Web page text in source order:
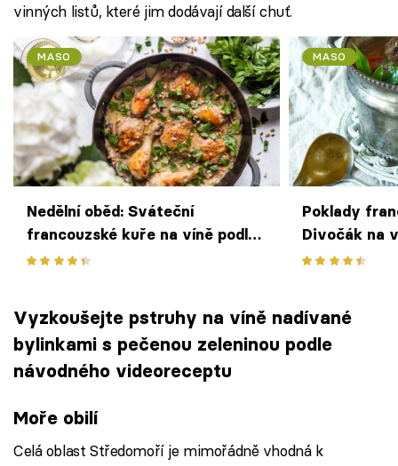
vinných listů, které jim dodávají další chuť.
MASO
Nedělní oběd: Sváteční
francouzské kuře na víně podle
Kitchenette
MASO
Poklady
Divočák na
Vyzkoušejte pstruhy na víně nadívané
bylinkami s pečenou zeleninou podle
návodného videoreceptu
Moře obilí
Celá oblast Středomoří je mimořádně vhodná k